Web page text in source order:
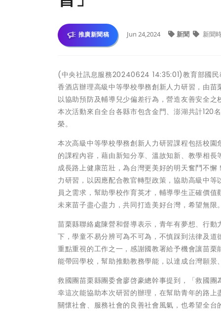
推廣新聞稿 Jun 24,2024 新聞 新聞
(中央社訊息服務20240624 14:35:01)教育部國民
香酒店辦理高級中等學校學務創新人力研習，由
以協助預防及輔導兒少偏差行為，營造友善安全
本次活動來自全台各縣市包含金門、澎湖共計120
榮。
本次高級中等學校學務創新人力研習課程包括校
的課程內容，藉由新知分享、溫故知新、教學相
成長路上健康茁壯，為台灣更美好的明天奮鬥不
力研習，以因應配合教官轉型政策，協助高級中
員之需求，幫助學校作育英才，輔導學生正確價
未來苗子盡心盡力，共同打造美好台灣，希望無限
苗栗縣聯絡處陳營和督導表示，青年有夢想、行
下，學童不易分辨可為不可為，不慎踩到法律及
重點重視的工作之一，感謝國教署給予機會讓苗
能帶回學校，幫助推動教務學能，以達成台灣願景
救國團苗栗縣團委會廖啓豪總幹事提到，「救國
幸這次能協助本次研習的辦理，在幫助青年的路
關懷社會、服務社會的良善社會風氣，也希望全